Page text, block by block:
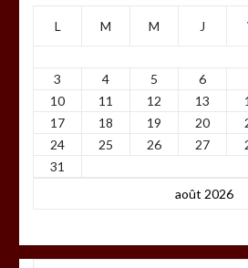
août 2026
L M M J
3
4 5 6
10
11 12 13
17
18 19 20
24
25 26 27
31